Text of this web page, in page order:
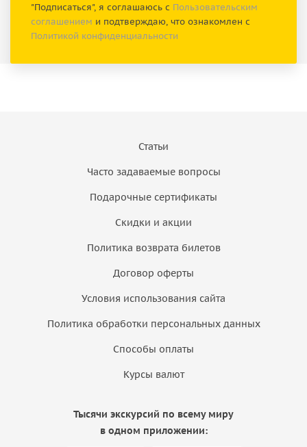
"Подписаться", я соглашаюсь с Пользовательским
соглашением и подтверждаю, что ознакомлен с
Политикой конфиденциальности
Статьи
Часто задаваемые вопросы
Подарочные сертификаты
Скидки и акции
Политика возврата билетов
Договор оферты
Условия использования сайта
Политика обработки персональных данных
Способы оплаты
Курсы валют
Тысячи экскурсий по всему миру
в одном приложении: